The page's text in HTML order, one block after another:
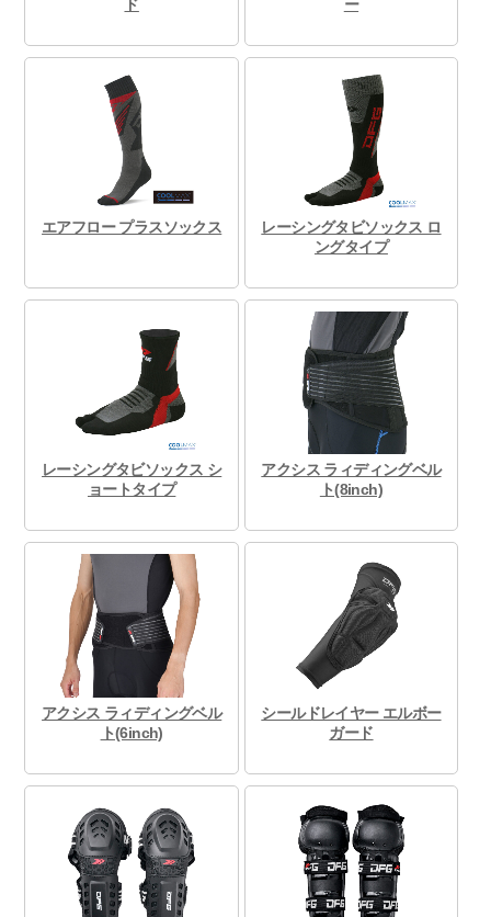
ド
ー
エアフロー プラスソックス
レーシングタビソックス ロ
ングタイプ
レーシングタビソックス シ
ョートタイプ
アクシス ラィディングベル
ト(8inch)
アクシス ラィディングベル
ト(6inch)
シールドレイヤー エルボー
ガード